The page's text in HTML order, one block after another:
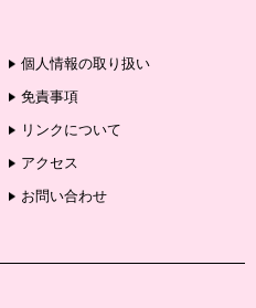
個人情報の取り扱い
免責事項
リンクについて
アクセス
お問い合わせ